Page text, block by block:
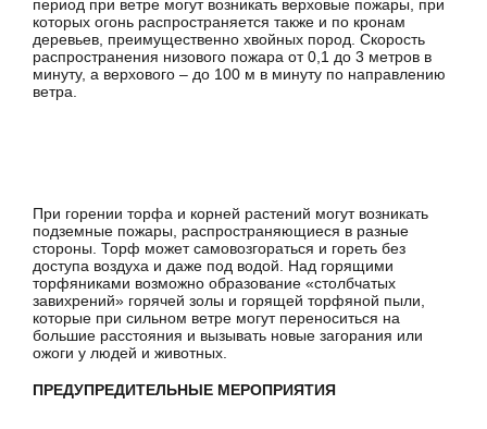
период при ветре могут возникать верховые пожары, при
которых огонь распространяется также и по кронам
деревьев, преимущественно хвойных пород. Скорость
распространения низового пожара от 0,1 до 3 метров в
минуту, а верхового – до 100 м в минуту по направлению
ветра.
При горении торфа и корней растений могут возникать
подземные пожары, распространяющиеся в разные
стороны. Торф может самовозгораться и гореть без
доступа воздуха и даже под водой. Над горящими
торфяниками возможно образование «столбчатых
завихрений» горячей золы и горящей торфяной пыли,
которые при сильном ветре могут переноситься на
большие расстояния и вызывать новые загорания или
ожоги у людей и животных.
ПРЕДУПРЕДИТЕЛЬНЫЕ МЕРОПРИЯТИЯ